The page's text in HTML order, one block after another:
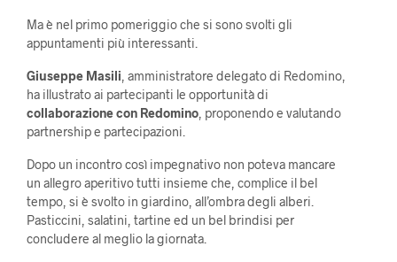
Ma è nel primo pomeriggio che si sono svolti gli
appuntamenti più interessanti.
Giuseppe Masili , amministratore delegato di Redomino,
ha illustrato ai partecipanti le opportunità di
collaborazione con Redomino , proponendo e valutando
partnership e partecipazioni.
Dopo un incontro così impegnativo non poteva mancare
un allegro aperitivo tutti insieme che, complice il bel
tempo, si è svolto in giardino, all’ombra degli alberi.
Pasticcini, salatini, tartine ed un bel brindisi per
concludere al meglio la giornata.